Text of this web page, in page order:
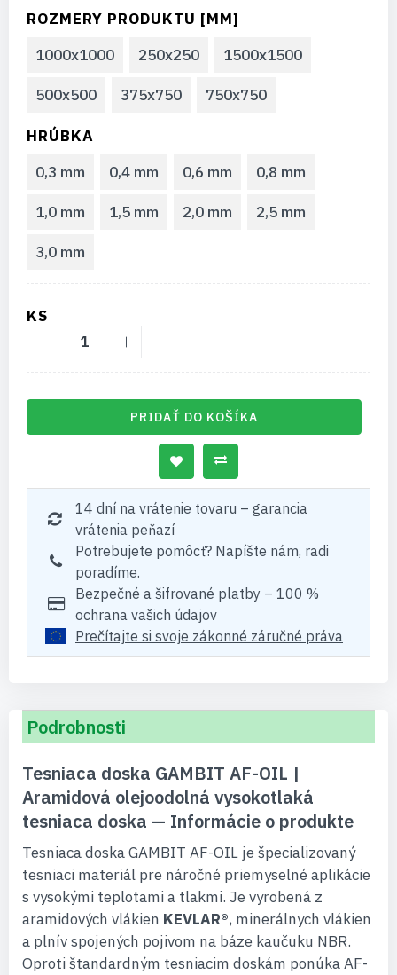
ROZMERY PRODUKTU [MM]
1000x1000
250x250 1500x1500
500x500 375x750 750x750
HRÚBKA
0,3 mm
0,4 mm 0,6 mm 0,8 mm
1,0 mm 1,5 mm 2,0 mm 2,5 mm
3,0 mm
KS
PRIDAŤ DO KOŠÍKA
14 dní na vrátenie tovaru – garancia
vrátenia peňazí
Potrebujete pomôcť? Napíšte nám, radi
poradíme.
Bezpečné a šifrované platby – 100 %
ochrana vašich údajov
Prečítajte si svoje zákonné záručné práva
Podrobnosti
Tesniaca doska GAMBIT AF-OIL |
Aramidová olejoodolná vysokotlaká
tesniaca doska — Informácie o produkte
Tesniaca doska GAMBIT AF-OIL je špecializovaný
tesniaci materiál pre náročné priemyselné aplikácie
s vysokými teplotami a tlakmi. Je vyrobená z
aramidových vlákien KEVLAR®, minerálnych vlákien
a plnív spojených pojivom na báze kaučuku NBR.
Oproti štandardným tesniacim doskám ponúka AF-